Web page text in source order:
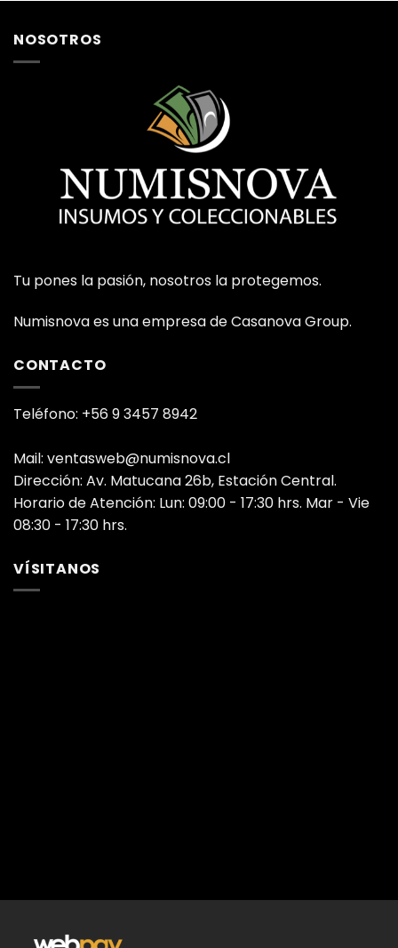
NOSOTROS
Tu pones la pasión, nosotros la protegemos.
Numisnova es una empresa de Casanova Group.
CONTACTO
Teléfono: +56 9 3457 8942
Mail: ventasweb@numisnova.cl
Dirección: Av. Matucana 26b, Estación Central.
Horario de Atención: Lun: 09:00 - 17:30 hrs. Mar - Vie
08:30 - 17:30 hrs.
VÍSITANOS